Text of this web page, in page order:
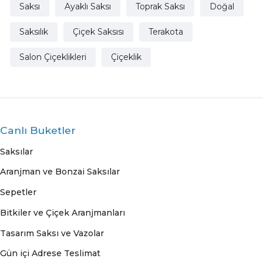
Saksı Ayaklı Saksı Toprak Saksı Doğal
Saksılık Çiçek Saksısı Terakota
Salon Çiçeklikleri Çiçeklik
Canlı Buketler
Saksılar
Aranjman ve Bonzai Saksılar
Sepetler
Bitkiler ve Çiçek Aranjmanları
Tasarım Saksı ve Vazolar
Gün içi Adrese Teslimat